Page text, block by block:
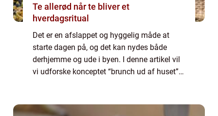
Te allerød når te bliver et
hverdagsritual
Det er en afslappet og hyggelig måde at
starte dagen på, og det kan nydes både
derhjemme og ude i byen. I denne artikel vil
vi udforske konceptet “brunch ud af huset”